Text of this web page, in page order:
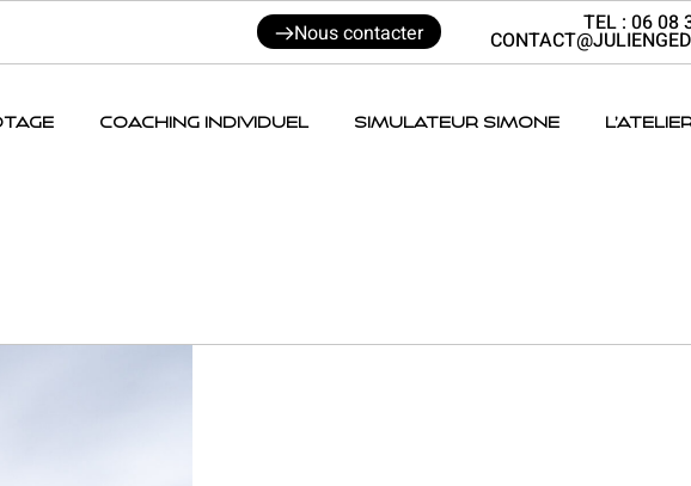
Nous contacter TEL : 06 08
COACHING INDIVIDUEL SIMULATEUR SIMONE